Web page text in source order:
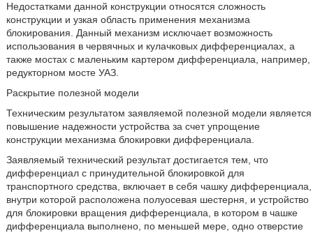
Недостатками данной конструкции относятся сложность
конструкции и узкая область применения механизма
блокирования. Данный механизм исключает возможность
использования в червячных и кулачковых дифференциалах, а
также мостах с маленьким картером дифференциала, например,
редукторном мосте УАЗ.
Раскрытие полезной модели
Техническим результатом заявляемой полезной модели является
повышение надежности устройства за счет упрощение
конструкции механизма блокировки дифференциала.
Заявляемый технический результат достигается тем, что
дифференциал с принудительной блокировкой для
транспортного средства, включает в себя чашку дифференциала,
внутри которой расположена полуосевая шестерня, и устройство
для блокировки вращения дифференциала, в котором в чашке
дифференциала выполнено, по меньшей мере, одно отверстие